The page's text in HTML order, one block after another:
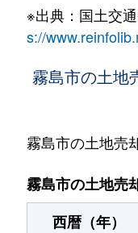
国分上小川
国分清水
国分清水
国分清水
※出典：国土交
s://
霧島市の土地
霧島市の土地売
霧島市の土地売
西暦（年）